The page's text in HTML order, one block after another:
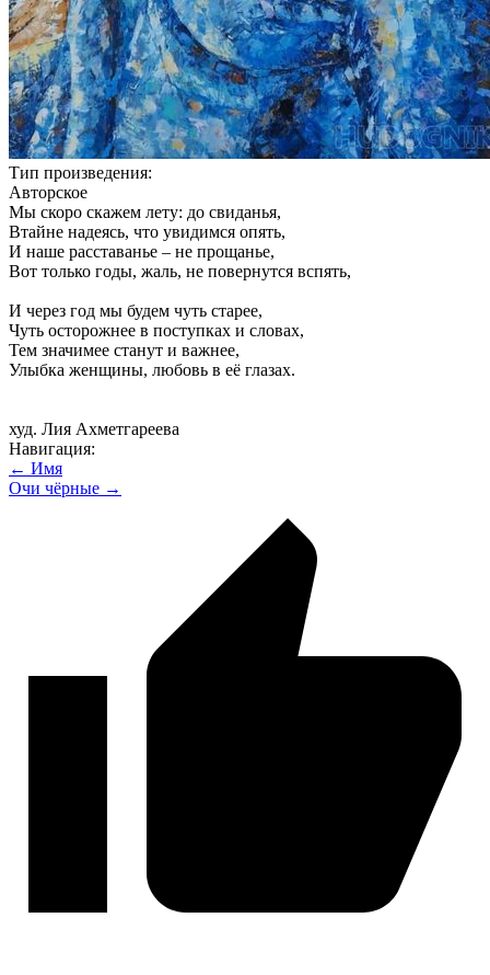
Тип произведения:
Авторское
Мы скоро скажем лету: до свиданья,
Втайне надеясь, что увидимся опять,
И наше расставанье – не прощанье,
Вот только годы, жаль, не повернутся вспять,
И через год мы будем чуть старее,
Чуть осторожнее в поступках и словах,
Тем значимее станут и важнее,
Улыбка женщины, любовь в её глазах.
худ. Лия Ахметгареева
Навигация:
← Имя
Очи чёрные →